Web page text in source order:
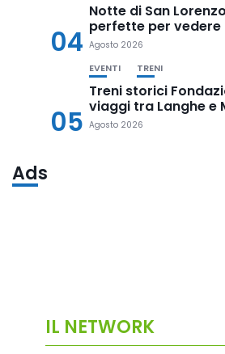
04
Notte di San
perfette per vedere
Agosto 2026
05
EVENTI TRENI
Treni storici
viaggi tra Langhe e
Agosto 2026
Ads
IL NETWORK